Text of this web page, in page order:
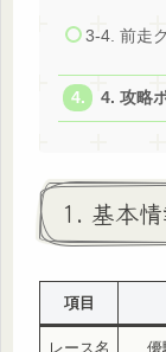
3-4. 前走
4. 攻略
1. 基本
項目
レース名 優